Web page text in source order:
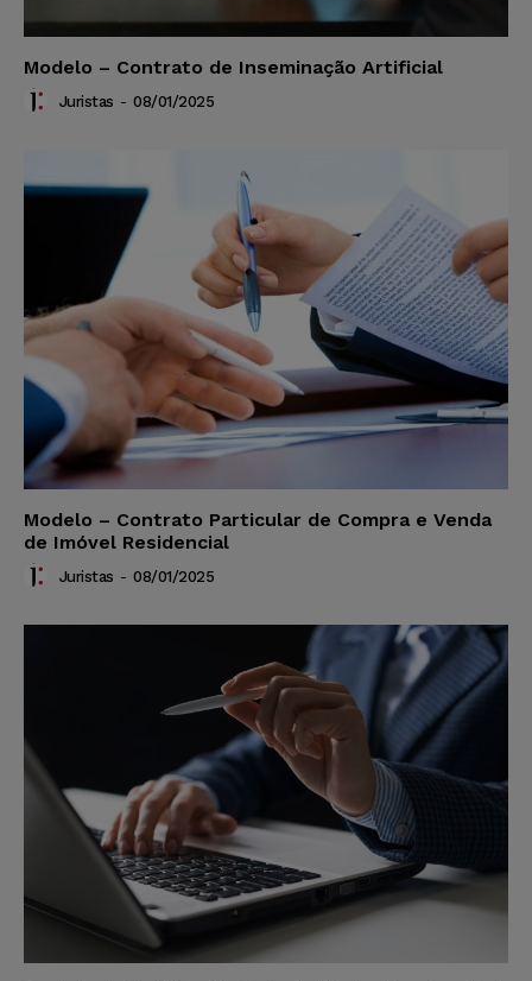
Modelo – Contrato de Inseminação Artificial
Juristas - 08/01/2025
Modelo – Contrato Particular de Compra e Venda
de Imóvel Residencial
Juristas - 08/01/2025